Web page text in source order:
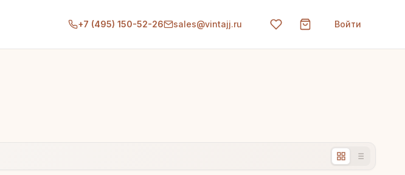
+7 (495) 150-52-26 sales@vintajj.ru Войти